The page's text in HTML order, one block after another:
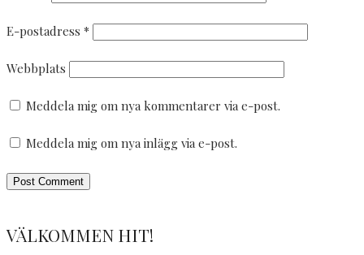
E-postadress *
Webbplats
Meddela mig om nya kommentarer via e-post.
Meddela mig om nya inlägg via e-post.
VÄLKOMMEN HIT!